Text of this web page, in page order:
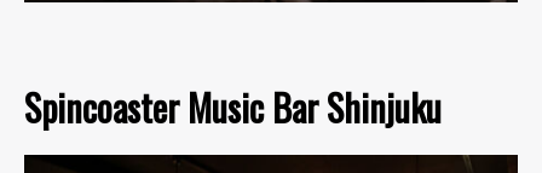
Spincoaster Music Bar Shinjuku